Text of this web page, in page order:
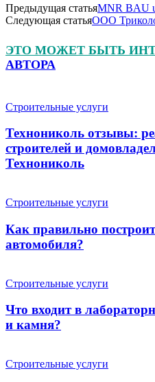
Предыдущая статьяMNR BAU
Следующая статьяООО
ЭТО МОЖЕТ БЫТЬ
АВТОРА
Строительные услуги
Технониколь отзывы:
строителей и
Технониколь
Строительные услуги
Как правильно
автомобиля?
Строительные услуги
Что входит в
и камня?
Строительные услуги